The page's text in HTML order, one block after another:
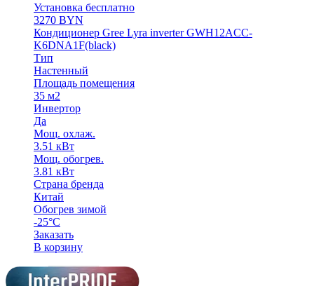
Установка бесплатно
3270 BYN
Кондиционер Gree Lyra inverter GWH12ACC-
K6DNA1F(black)
Тип
Настенный
Площадь помещения
35 м2
Инвертор
Да
Мощ. охлаж.
3.51 кВт
Мощ. обогрев.
3.81 кВт
Страна бренда
Китай
Обогрев зимой
-25°C
Заказать
В корзину